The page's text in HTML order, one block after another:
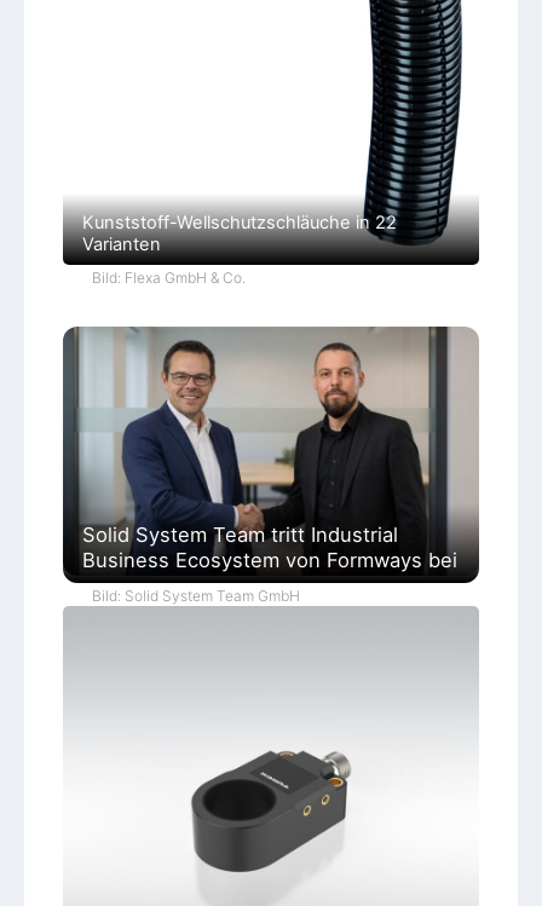
Kunststoff-Wellschutzschläuche in 22
Varianten
Bild: Flexa GmbH & Co.
Solid System Team tritt Industrial
Business Ecosystem von Formways bei
Bild: Solid System Team GmbH